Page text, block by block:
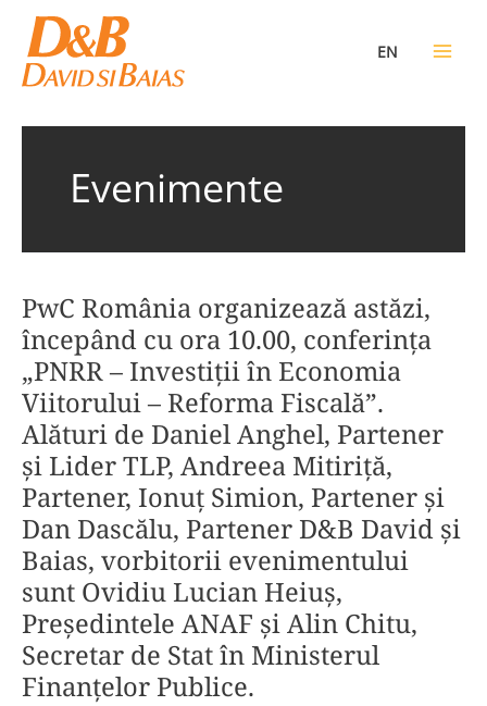
content
EN
Evenimente
PwC România organizează astăzi,
începând cu ora 10.00, conferința
„PNRR – Investiții în Economia
Viitorului – Reforma Fiscală”.
Alături de Daniel Anghel, Partener
și Lider TLP, Andreea Mitiriță,
Partener, Ionuț Simion, Partener și
Dan Dascălu, Partener D&B David și
Baias, vorbitorii evenimentului
sunt Ovidiu Lucian Heiuș,
Președintele ANAF și Alin Chitu,
Secretar de Stat în Ministerul
Finanţelor Publice.